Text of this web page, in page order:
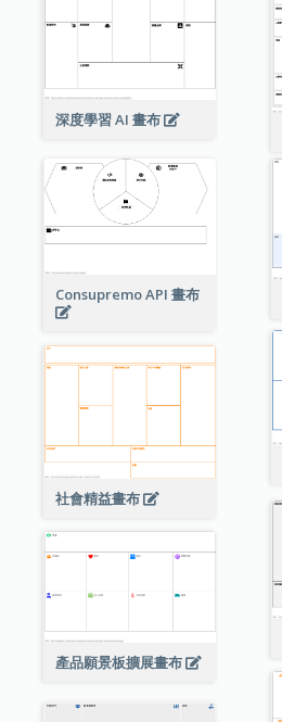
深度學習 AI 畫布
Consupremo API 畫布
社會精益畫布
產品願景板擴展畫布